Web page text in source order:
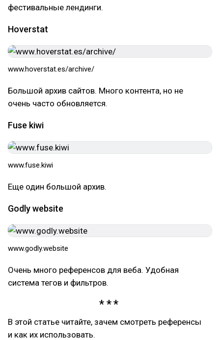
фестивальные лендинги.
Hoverstat
www.hoverstat.es/archive/
Большой архив сайтов. Много контента, но не
очень часто обновляется.
Fuse kiwi
www.fuse.kiwi
Еще один большой архив.
Godly website
www.godly.website
Очень много референсов для веба. Удобная
система тегов и фильтров.
В этой статье читайте, зачем смотреть референсы
и как их использовать.